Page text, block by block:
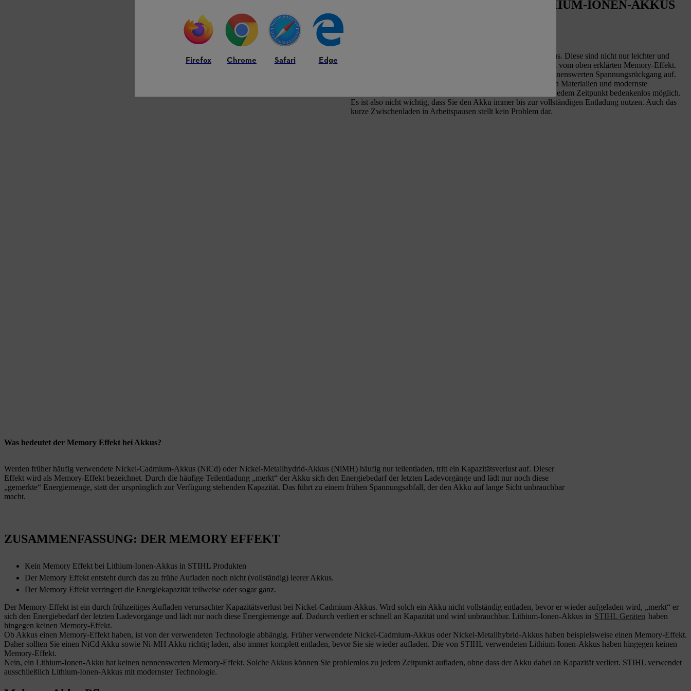
KEIN MEMORY EFFEKT MIT LITHIUM-IONEN-AKKUS
STIHL verwendet ausschließlich moderne Lithium-Ionen-Akkus. Diese sind nicht nur leichter und
leistungsstärker als ihre Vorgänger, sondern auch so gut wie frei vom oben erklärten Memory-Effekt.
So weisen sie auch nach wiederholter Teilentladung keinen nennenswerten Spannungsrückgang auf.
Gewährleistet wird dies durch die in den Akku-Zellen verbauten Materialien und modernste
Technologie. Das Aufladen von STIHL Li-Ionen-Akkus ist zu jedem Zeitpunkt bedenkenlos möglich.
Es ist also nicht wichtig, dass Sie den Akku immer bis zur vollständigen Entladung nutzen. Auch das
kurze Zwischenladen in Arbeitspausen stellt kein Problem dar.
Was bedeutet der Memory Effekt bei Akkus?
Werden früher häufig verwendete Nickel-Cadmium-Akkus (NiCd) oder Nickel-Metallhydrid-Akkus (NiMH) häufig nur teilentladen, tritt ein Kapazitätsverlust auf. Dieser
Effekt wird als Memory-Effekt bezeichnet. Durch die häufige Teilentladung „merkt“ der Akku sich den Energiebedarf der letzten Ladevorgänge und lädt nur noch diese
„gemerkte“ Energiemenge, statt der ursprünglich zur Verfügung stehenden Kapazität. Das führt zu einem frühen Spannungsabfall, der den Akku auf lange Sicht unbrauchbar
macht.
ZUSAMMENFASSUNG: DER MEMORY EFFEKT
Kein Memory Effekt bei Lithium-Ionen-Akkus in STIHL Produkten
Der Memory Effekt entsteht durch das zu frühe Aufladen noch nicht (vollständig) leerer Akkus.
Der Memory Effekt verringert die Energiekapazität teilweise oder sogar ganz.
Der Memory-Effekt ist ein durch frühzeitiges Aufladen verursachter Kapazitätsverlust bei Nickel-Cadmium-Akkus. Wird solch ein Akku nicht vollständig entladen, bevor er wieder aufgeladen wird, „merkt“ er
sich den Energiebedarf der letzten Ladevorgänge und lädt nur noch diese Energiemenge auf. Dadurch verliert er schnell an Kapazität und wird unbrauchbar. Lithium-Ionen-Akkus in STIHL Geräten haben
hingegen keinen Memory-Effekt.
Ob Akkus einen Memory-Effekt haben, ist von der verwendeten Technologie abhängig. Früher verwendete Nickel-Cadmium-Akkus oder Nickel-Metallhybrid-Akkus haben beispielsweise einen Memory-Effekt.
Daher sollten Sie einen NiCd Akku sowie Ni-MH Akku richtig laden, also immer komplett entladen, bevor Sie sie wieder aufladen. Die von STIHL verwendeten Lithium-Ionen-Akkus haben hingegen keinen
Memory-Effekt.
Nein, ein Lithium-Ionen-Akku hat keinen nennenswerten Memory-Effekt. Solche Akkus können Sie problemlos zu jedem Zeitpunkt aufladen, ohne dass der Akku dabei an Kapazität verliert. STIHL verwendet
ausschließlich Lithium-Ionen-Akkus mit modernster Technologie.
Firefox Chrome Safari Edge